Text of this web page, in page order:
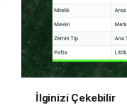
İlginizi Çekebilir